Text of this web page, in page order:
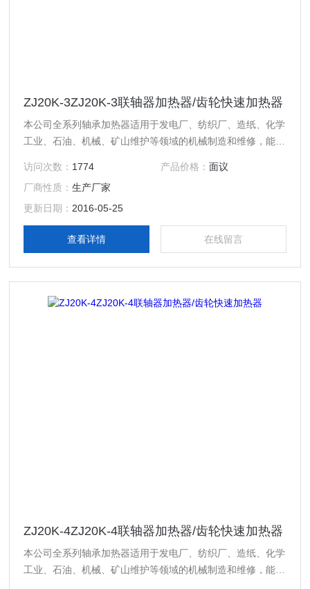
ZJ20K-3ZJ20K-3联轴器加热器/齿轮快速加热器
本公司全系列轴承加热器适用于发电厂、纺织厂、造纸、化学
工业、石油、机械、矿山维护等领域的机械制造和维修，能用
磁，使工件圆柱形彭胀，实现过盈装配的要求，现加热器使用
微电脑控制，能使加热器自动检测设备故障、自动调整加热器
功率、软启动/停机。轴承加热温度和时间可以预先设定并显
示，本公司全系列系列轴承自控加热器达到并*于同类产品。
访问次数： 1774 产品价格： 面议
厂商性质：生产厂家
更新日期： 2016-05-25
查看详情 在线留言
ZJ20K-4ZJ20K-4联轴器加热器/齿轮快速加热器
本公司全系列轴承加热器适用于发电厂、纺织厂、造纸、化学
工业、石油、机械、矿山维护等领域的机械制造和维修，能用